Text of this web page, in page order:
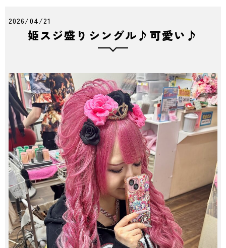
2026/04/21
姫スジ盛りシングル♪可愛い♪